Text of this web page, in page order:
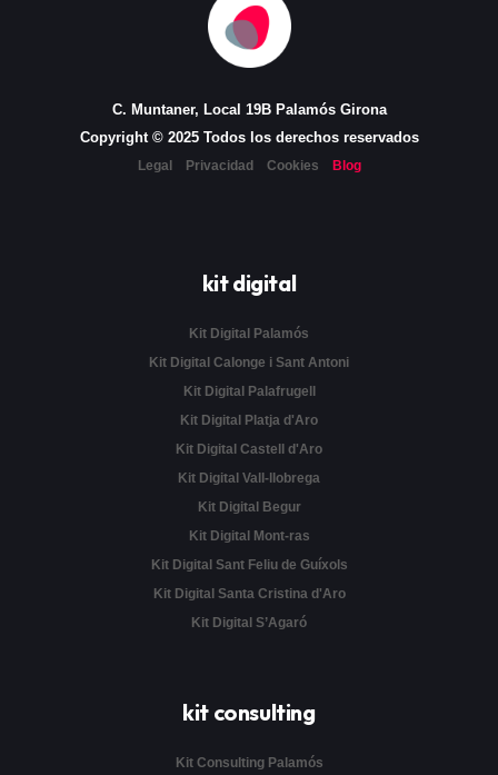
C. Muntaner, Local 19B Palamós Girona
Copyright © 2025 Todos los derechos reservados
Legal Privacidad Cookies Blog
kit digital
Kit Digital Palamós
Kit Digital Calonge i Sant Antoni
Kit Digital Palafrugell
Kit Digital Platja d'Aro
Kit Digital Castell d'Aro
Kit Digital Vall-llobrega
Kit Digital Begur
Kit Digital Mont-ras
Kit Digital Sant Feliu de Guíxols
Kit Digital Santa Cristina d'Aro
Kit Digital S’Agaró
kit consulting
Kit Consulting Palamós